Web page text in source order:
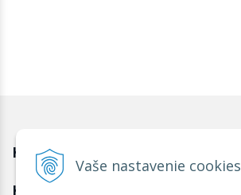
Vaše nastavenie cookies
Kontakt predajňa Trnava